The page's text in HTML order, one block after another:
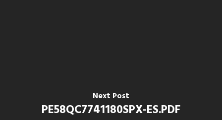
Next Post
PE58QC7741180SPX-ES.PDF